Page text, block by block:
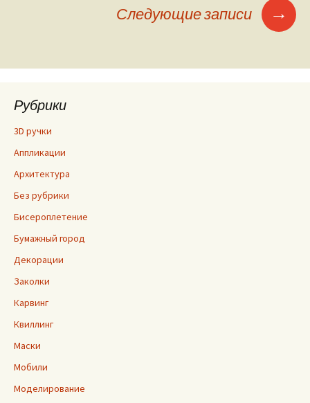
записямСледующие записи →
Рубрики
3D ручки
Аппликации
Архитектура
Без рубрики
Бисероплетение
Бумажный город
Декорации
Заколки
Карвинг
Квиллинг
Маски
Мобили
Моделирование